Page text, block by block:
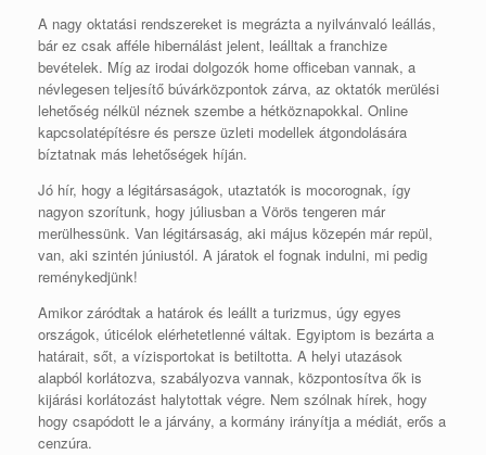
A nagy oktatási rendszereket is megrázta a nyilvánvaló leállás,
bár ez csak afféle hibernálást jelent, leálltak a franchize
bevételek. Míg az irodai dolgozók home officeban vannak, a
névlegesen teljesítő búvárközpontok zárva, az oktatók merülési
lehetőség nélkül néznek szembe a hétköznapokkal. Online
kapcsolatépítésre és persze üzleti modellek átgondolására
bíztatnak más lehetőségek híján.
Jó hír, hogy a légitársaságok, utaztatók is mocorognak, így
nagyon szorítunk, hogy júliusban a Vörös tengeren már
merülhessünk. Van légitársaság, aki május közepén már repül,
van, aki szintén júniustól. A járatok el fognak indulni, mi pedig
reménykedjünk!
Amikor záródtak a határok és leállt a turizmus, úgy egyes
országok, úticélok elérhetetlenné váltak. Egyiptom is bezárta a
határait, sőt, a vízisportokat is betiltotta. A helyi utazások
alapból korlátozva, szabályozva vannak, központosítva ők is
kijárási korlátozást halytottak végre. Nem szólnak hírek, hogy
hogy csapódott le a járvány, a kormány irányítja a médiát, erős a
cenzúra.